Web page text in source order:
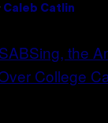
Caleb Catlin